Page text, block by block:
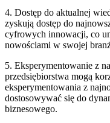
4. Dostęp do aktualnej
zyskują dostęp do
cyfrowych innowacji, co
nowościami w swojej
5. Eksperymentowanie z
przedsiębiorstwa mogą
eksperymentowania z
dostosowywać się do
biznesowego.